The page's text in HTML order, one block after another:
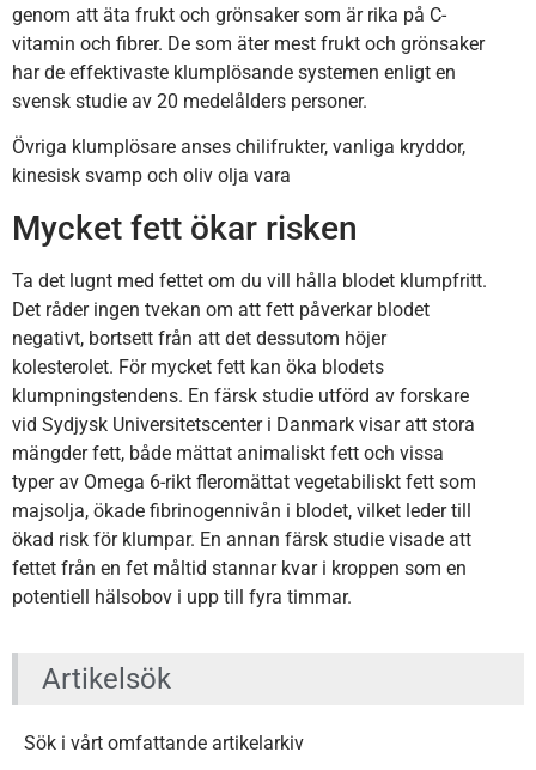
genom att äta frukt och grönsaker som är rika på C-
vitamin och fibrer. De som äter mest frukt och grönsaker
har de effektivaste klumplösande systemen enligt en
svensk studie av 20 medelålders personer.
Övriga klumplösare anses chilifrukter, vanliga kryddor,
kinesisk svamp och oliv olja vara
Mycket fett ökar risken
Ta det lugnt med fettet om du vill hålla blodet klumpfritt.
Det råder ingen tvekan om att fett påverkar blodet
negativt, bortsett från att det dessutom höjer
kolesterolet. För mycket fett kan öka blodets
klumpningstendens. En färsk studie utförd av forskare
vid Sydjysk Universitetscenter i Danmark visar att stora
mängder fett, både mättat animaliskt fett och vissa
typer av Omega 6-rikt fleromättat vegetabiliskt fett som
majsolja, ökade fibrinogennivån i blodet, vilket leder till
ökad risk för klumpar. En annan färsk studie visade att
fettet från en fet måltid stannar kvar i kroppen som en
potentiell hälsobov i upp till fyra timmar.
Artikelsök
Sök i vårt omfattande artikelarkiv